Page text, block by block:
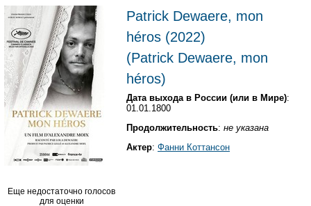
Еще недостаточно голосов
для оценки
Patrick Dewaere, mon
héros (2022)
(Patrick Dewaere, mon
héros)
Дата выхода в России (или в Мире):
01.01.1800
Продолжительность: не указана
Актер: Фанни Коттансон